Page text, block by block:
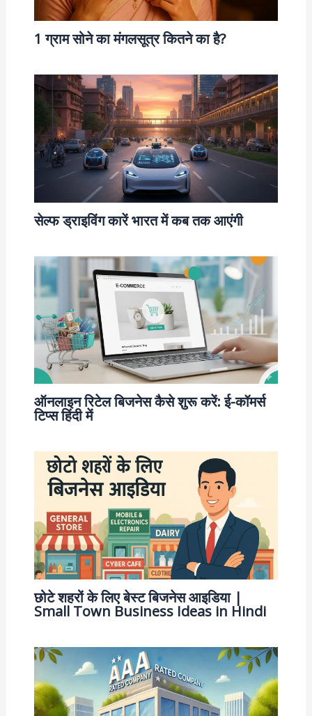
1 ग्राम सोने का मंगलसूत्र कितने का है?
सेल्फ ड्राइविंग कारें भारत में कब तक आएंगी
ऑनलाइन रिटेल बिजनेस कैसे शुरू करें: ई-कॉमर्स
टिप्स हिंदी में
छोटे शहरों के लिए बेस्ट बिजनेस आइडिया |
Small Town Business Ideas in Hindi